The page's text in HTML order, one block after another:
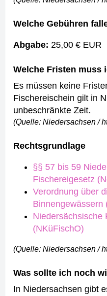
Welche Gebühren
Abgabe: 25,00 € EUR
Welche Fristen muss
Es müssen keine
Fischereischein gilt in
unbeschränkte Zeit.
(Quelle: Niedersachsen /
Rechtsgrundlage
§§ 57 bis 59
Fischereigesetz
Verordnung über
Binnengewässern
Niedersächsische
(NKüFischO)
(Quelle: Niedersachsen /
Was sollte ich noch
In Niedersachsen gibt